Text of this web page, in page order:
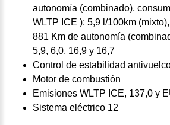
autonomía (combinado),
WLTP ICE ): 5,9 l/100km
881 Km de autonomía
5,9, 6,0, 16,9 y 16,7
Control de estabilidad
Motor de combustión
Emisiones WLTP ICE, 137,0 y
Sistema eléctrico 12